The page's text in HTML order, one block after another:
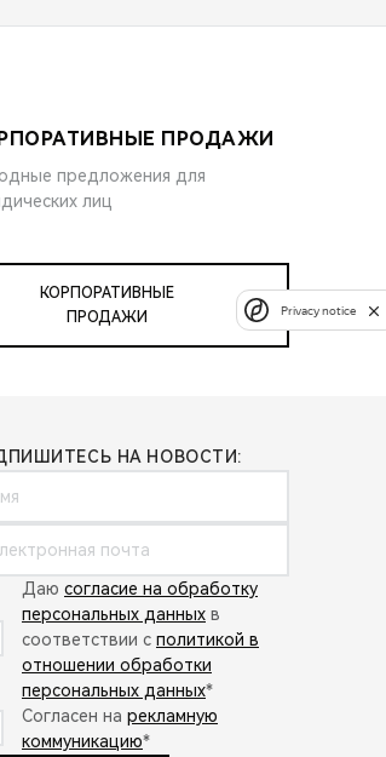
ПРОДАЖИ
предложения для
лиц
КОРПОРАТИВНЫЕ
ПРОДАЖИ
НА НОВОСТИ:
Даю согласие на обработку
персональных данных в
соответствии с политикой в
отношении обработки
персональных данных*
Согласен на рекламную
коммуникацию*
Privacy notice